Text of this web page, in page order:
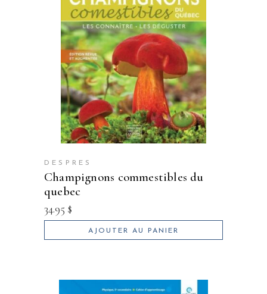
DESPRES
champignons commestibles du
quebec
34.95 $
AJOUTER AU PANIER